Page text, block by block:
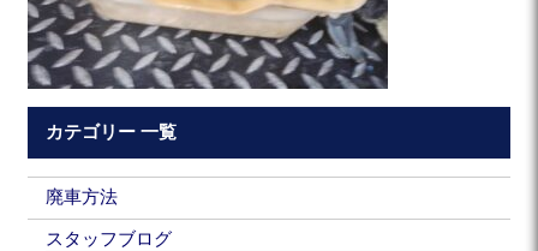
カテゴリー 一覧
廃車方法
スタッフブログ